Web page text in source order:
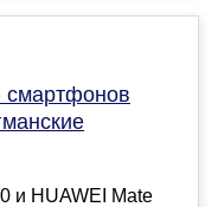
смартфонов
и HUAWEI Mate